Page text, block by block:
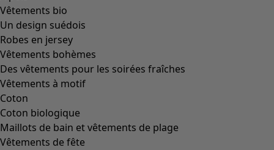
Vêtements bio
Un design suédois
Robes en jersey
Vêtements bohèmes
Des vêtements pour les soirées fraîches
Vêtements à motif
Coton
Coton biologique
Maillots de bain et vêtements de plage
Vêtements de fête